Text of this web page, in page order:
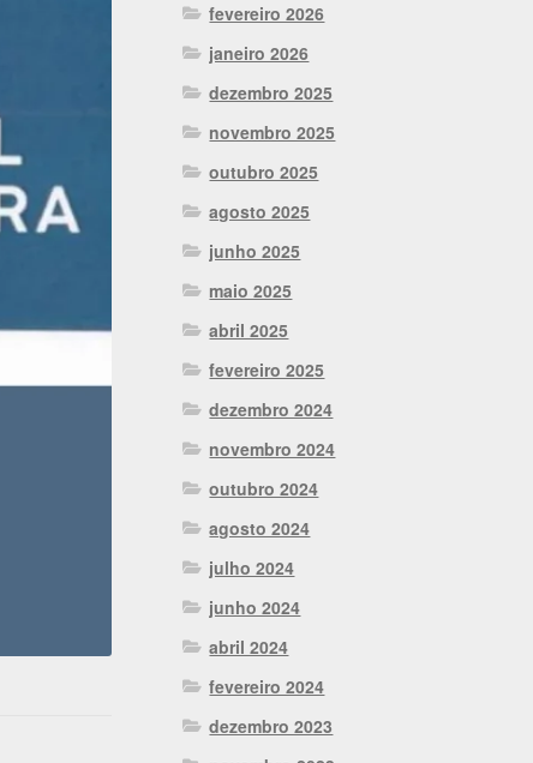
fevereiro 2026
janeiro 2026
dezembro 2025
novembro 2025
outubro 2025
agosto 2025
junho 2025
maio 2025
abril 2025
fevereiro 2025
dezembro 2024
novembro 2024
outubro 2024
agosto 2024
julho 2024
junho 2024
abril 2024
fevereiro 2024
dezembro 2023